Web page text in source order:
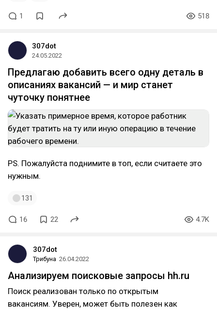
1 518
307dot
24.05.2022
Предлагаю добавить всего одну деталь в
описаниях вакансий — и мир станет
чуточку понятнее
PS. Пожалуйста поднимите в топ, если считаете это
нужным.
131
16 22 4.7K
307dot
Трибуна 26.04.2022
Анализируем поисковые запросы hh.ru
Поиск реализован только по открытым
вакансиям. Уверен, может быть полезен как